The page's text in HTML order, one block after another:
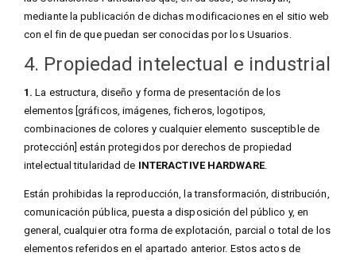
mediante la publicación de dichas modificaciones en el sitio web
con el fin de que puedan ser conocidas por los Usuarios.
4. Propiedad intelectual e industrial
1. La estructura, diseño y forma de presentación de los
elementos [gráficos, imágenes, ficheros, logotipos,
combinaciones de colores y cualquier elemento susceptible de
protección] están protegidos por derechos de propiedad
intelectual titularidad de INTERACTIVE HARDWARE.
Están prohibidas la reproducción, la transformación, distribución,
comunicación pública, puesta a disposición del público y, en
general, cualquier otra forma de explotación, parcial o total de los
elementos referidos en el apartado anterior. Estos actos de